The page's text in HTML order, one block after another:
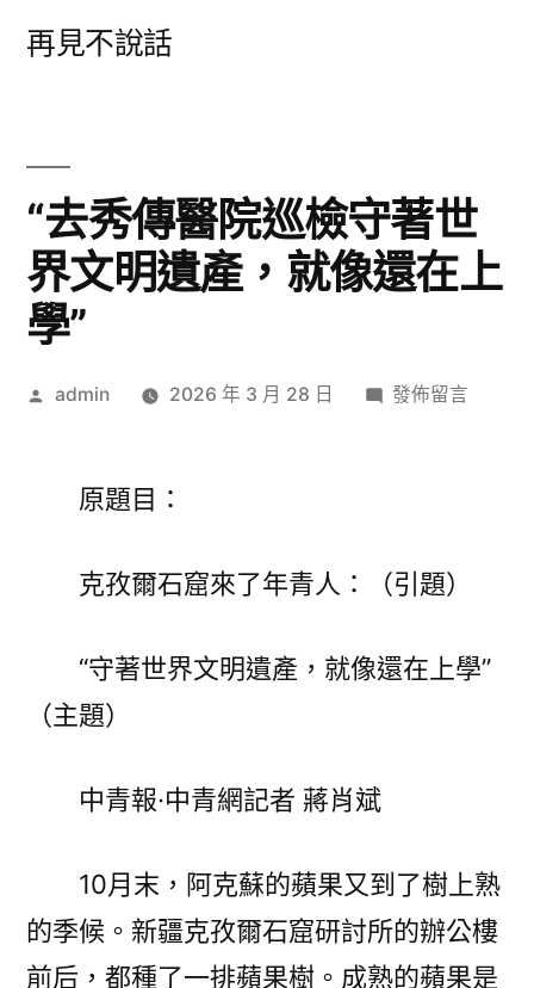
再見不說話
“去秀傳醫院巡檢守著世
界文明遺產，就像還在上
學”
作
admin 2026 年 3 月 28 日
在
巡
守
產，
就
像
發佈留言
原題目：
克孜爾石窟來了年青人：（引題）
“守著世界文明遺產，就像還在上學”
（主題）
中青報·中青網記者 蔣肖斌
10月末，阿克蘇的蘋果又到了樹上熟
的季候。新疆克孜爾石窟研討所的辦公樓
前后，都種了一排蘋果樹。成熟的蘋果是